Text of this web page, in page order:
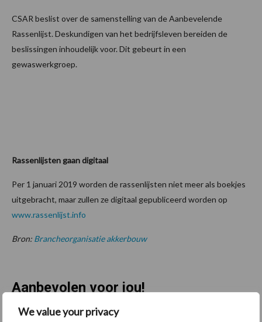
We value your privacy
CSAR beslist over de samenstelling van de Aanbevelende
Rassenlijst. Deskundigen van het bedrijfsleven bereiden de
beslissingen inhoudelijk voor. Dit gebeurt in een
gewaswerkgroep.
Rassenlijsten gaan digitaal
Per 1 januari 2019 worden de rassenlijsten niet meer als boekjes
uitgebracht, maar zullen ze digitaal gepubliceerd worden op
www.rassenlijst.info
Bron: Brancheorganisatie akkerbouw
Aanbevolen voor jou!